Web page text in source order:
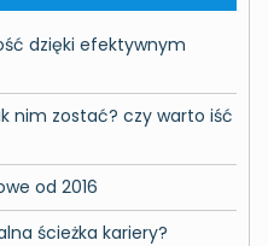
dzięki efektywnym
nim zostać? czy warto iść
od 2016
ścieżka kariery?